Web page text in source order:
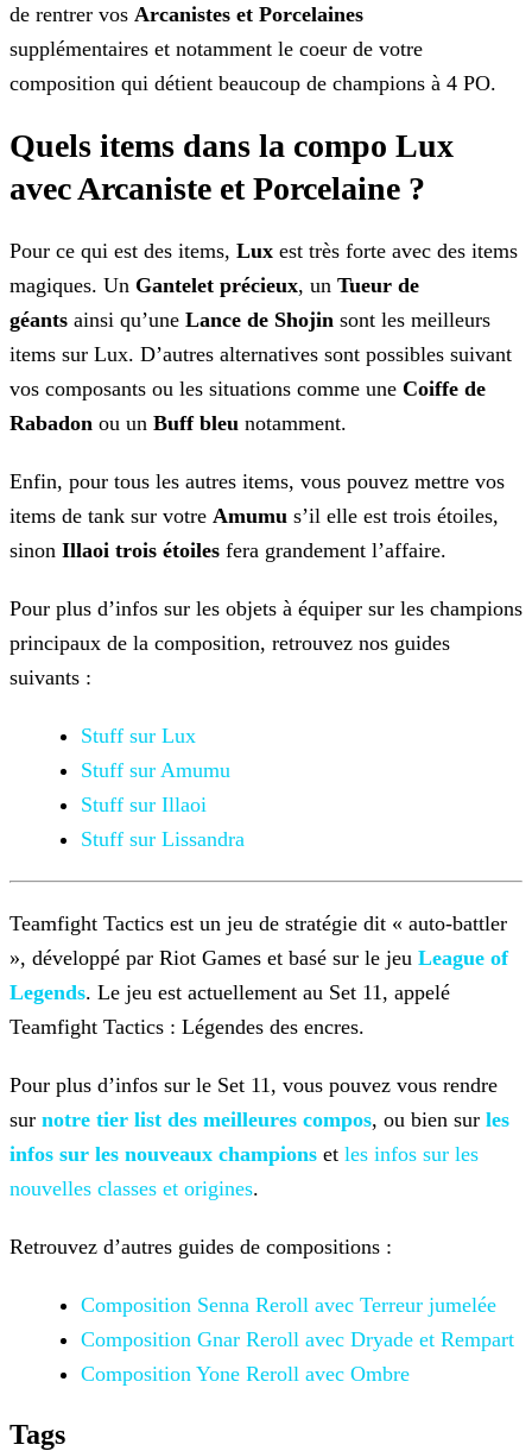
de rentrer vos Arcanistes et Porcelaines
supplémentaires et notamment le coeur de votre
composition qui détient beaucoup de champions à 4 PO.
Quels items dans la compo Lux
avec Arcaniste et Porcelaine ?
Pour ce qui est des items, Lux est très forte avec des items
magiques. Un Gantelet précieux, un Tueur de
géants ainsi qu’une Lance de Shojin sont les meilleurs
items sur Lux. D’autres alternatives sont possibles suivant
vos composants ou les situations comme une Coiffe de
Rabadon ou un Buff bleu notamment.
Enfin, pour tous les autres items, vous pouvez mettre vos
items de tank sur votre Amumu s’il elle est trois étoiles,
sinon Illaoi trois étoiles fera grandement l’affaire.
Pour plus d’infos sur les objets à équiper sur les champions
principaux de la composition, retrouvez nos guides
suivants :
Stuff sur Lux
Stuff sur Amumu
Stuff sur Illaoi
Stuff sur Lissandra
Teamfight Tactics est un jeu de stratégie dit « auto-battler
», développé par Riot Games et basé sur le jeu League of
Legends. Le jeu est actuellement au Set 11, appelé
Teamfight Tactics : Légendes des encres.
Pour plus d’infos sur le Set 11, vous pouvez vous rendre
sur notre tier list des meilleures compos, ou bien sur les
infos sur les nouveaux champions et les infos sur les
nouvelles classes et origines.
Retrouvez d’autres guides de compositions :
Composition Senna Reroll avec Terreur jumelée
Composition Gnar Reroll avec Dryade et Rempart
Composition Yone Reroll avec Ombre
Tags